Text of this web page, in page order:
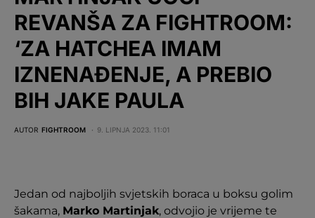
REVANŠA ZA FIGHTROOM:
‘ZA HATCHEA IMAM
IZNENAĐENJE, A PREBIO
BIH JAKE PAULA
AUTOR FIGHTROOM 9. LIPNJA 2023. 11:01
Jedan od najboljih svjetskih boraca u boksu golim
šakama, Marko Martinjak, odvojio je vrijeme te